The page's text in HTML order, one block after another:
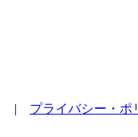
| プライバシー・ポ